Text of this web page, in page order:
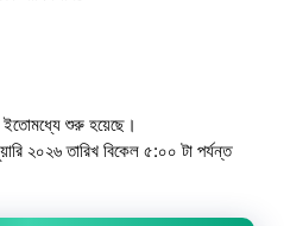
ইতোমধ্যে শুরু হয়েছে।
২০২৬ তারিখ বিকেল ৫:০০ টা পর্যন্ত